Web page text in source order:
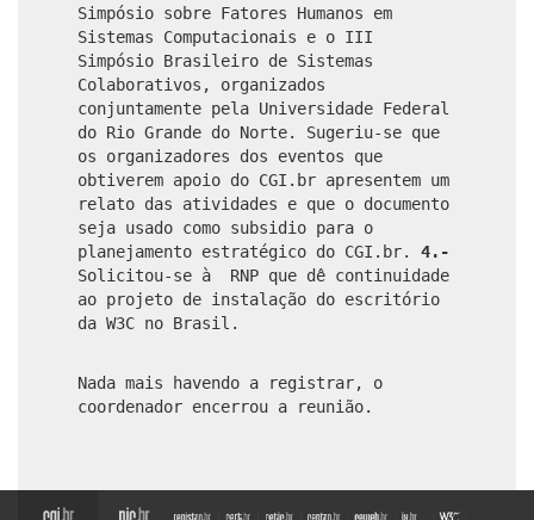
Simpósio sobre Fatores Humanos em
Sistemas Computacionais e o III
Simpósio Brasileiro de Sistemas
Colaborativos, organizados
conjuntamente pela Universidade Federal
do Rio Grande do Norte. Sugeriu-se que
os organizadores dos eventos que
obtiverem apoio do CGI.br apresentem um
relato das atividades e que o documento
seja usado como subsidio para o
planejamento estratégico do CGI.br. 4.-
Solicitou-se à RNP que dê continuidade
ao projeto de instalação do escritório
da W3C no Brasil.
Nada mais havendo a registrar, o
coordenador encerrou a reunião.